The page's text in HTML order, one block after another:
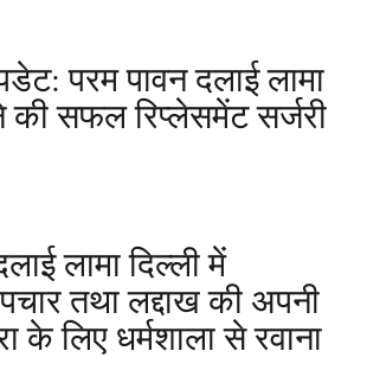
परम पावन दलाई लामा
सफल रिप्लेसमेंट सर्जरी
लामा दिल्ली में
तथा लद्दाख की अपनी
के लिए धर्मशाला से रवाना